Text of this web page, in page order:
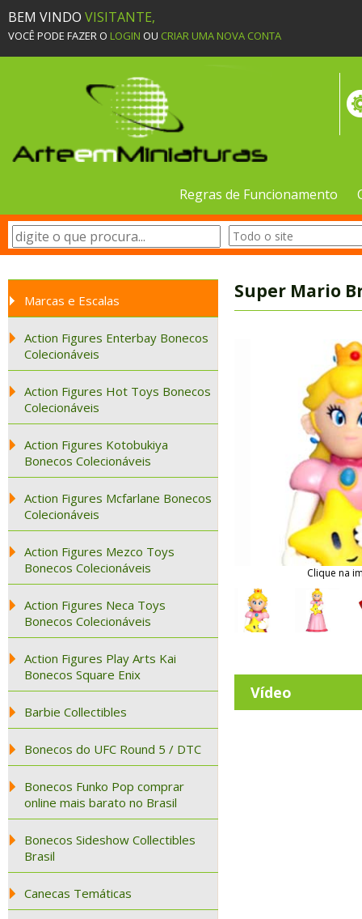
BEM VINDO VISITANTE,
VOCÊ PODE FAZER O LOGIN OU CRIAR UMA NOVA CONTA
Regras de Funcionamento
Marcas e Escalas
Action Figures Enterbay Bonecos
Colecionáveis
Action Figures Hot Toys Bonecos
Colecionáveis
Action Figures Kotobukiya
Bonecos Colecionáveis
Action Figures Mcfarlane Bonecos
Colecionáveis
Action Figures Mezco Toys
Bonecos Colecionáveis
Action Figures Neca Toys
Bonecos Colecionáveis
Action Figures Play Arts Kai
Bonecos Square Enix
Barbie Collectibles
Bonecos do UFC Round 5 / DTC
Bonecos Funko Pop comprar
online mais barato no Brasil
Bonecos Sideshow Collectibles
Brasil
Canecas Temáticas
Super Mario
Clique na
Vídeo